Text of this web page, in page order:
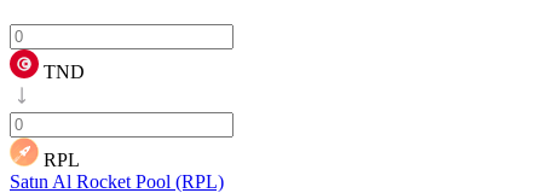
TND
RPL
Satın Al Rocket Pool (RPL)